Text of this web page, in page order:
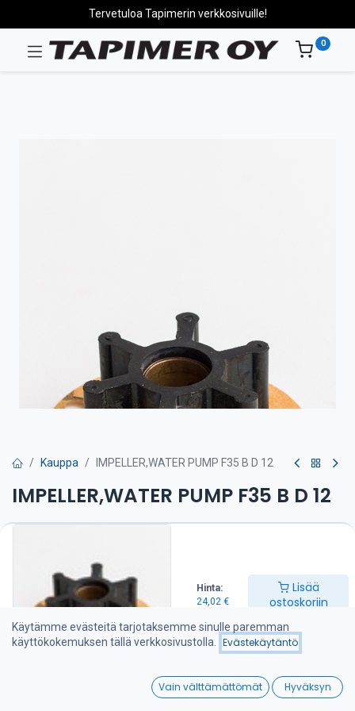
Hinta:
24,02 €
Lisää
ostoskoriin
Wishlist
Tervetuloa Tapimerin verkkosivuille!
0
Kauppa IMPELLER,WATER PUMP F35 B D 12
IMPELLER,WATER PUMP F35 B D 12
Siipipyörä on suositeltava pitää varalla veneessä
Lisää ostoskoriin
Lisää toivelistalle
Käytämme evästeitä tarjotaksemme sinulle paremman
käyttökokemuksen tällä verkkosivustolla.
Evästekäytäntö
Vain välttämättömät Hyväksyn